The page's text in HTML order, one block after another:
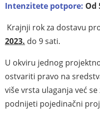
Intenzitete potpore: Od
Krajnji rok za dostavu
2023. do 9 sati.
U okviru jednog
ostvariti pravo na
više vrsta ulaganja već
podnijeti pojedinačni